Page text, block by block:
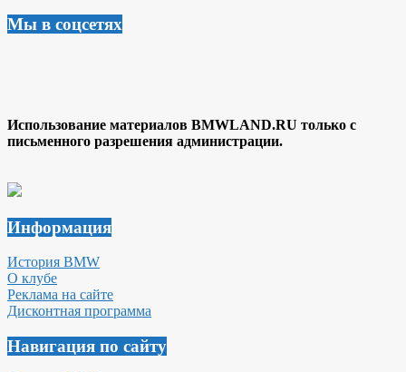
Мы в соцсетях
Использование материалов BMWLAND.RU только с
письменного разрешения администрации.
Информация
История BMW
О клубе
Реклама на сайте
Дисконтная программа
Навигация по сайту